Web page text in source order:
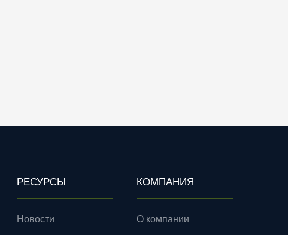
РЕСУРСЫ
Новости
КОМПАНИЯ
О компании